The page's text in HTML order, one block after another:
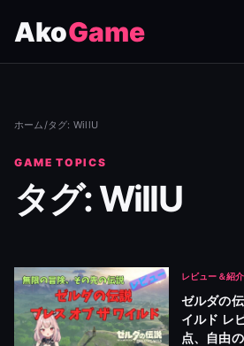
AkoGame
ホーム/タグ: WillU
GAME TOPICS
タグ: WillU
レビュー＆紹介
ゼルダの
イルド レ
点、自由